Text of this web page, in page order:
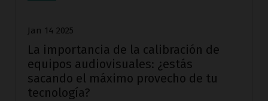
Jan 14 2025
La importancia de la calibración de
equipos audiovisuales: ¿estás
sacando el máximo provecho de tu
tecnología?